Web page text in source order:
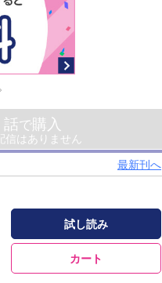
話で購入
信はありません
最新刊へ
試し読み
カート